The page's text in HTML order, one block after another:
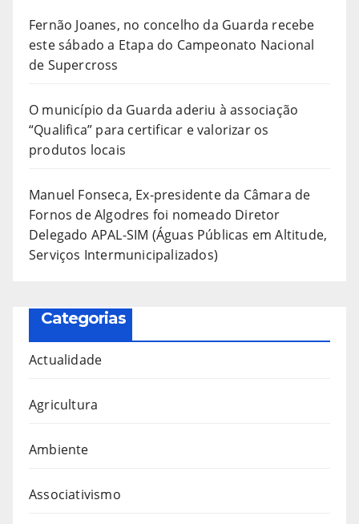
Fernão Joanes, no concelho da Guarda recebe
este sábado a Etapa do Campeonato Nacional
de Supercross
O município da Guarda aderiu à associação
“Qualifica” para certificar e valorizar os
produtos locais
Manuel Fonseca, Ex-presidente da Câmara de
Fornos de Algodres foi nomeado Diretor
Delegado APAL-SIM (Águas Públicas em Altitude,
Serviços Intermunicipalizados)
Categorias
Actualidade
Agricultura
Ambiente
Associativismo